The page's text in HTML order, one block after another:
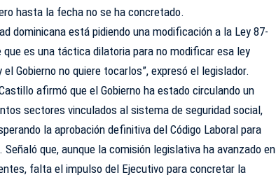
hasta la fecha no se ha concretado.
dominicana está pidiendo una modificación a la Ley 87-
que es una táctica dilatoria para no modificar esa ley
Gobierno no quiere tocarlos”, expresó el legislador.
afirmó que el Gobierno ha estado circulando un
sectores vinculados al sistema de seguridad social,
la aprobación definitiva del Código Laboral para
que, aunque la comisión legislativa ha avanzado en
falta el impulso del Ejecutivo para concretar la